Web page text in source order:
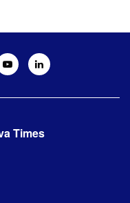
Times